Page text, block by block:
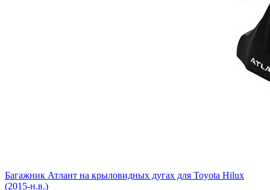
Багажник Атлант на крыловидных дугах для Toyota Hilux
(2015-н.в.)